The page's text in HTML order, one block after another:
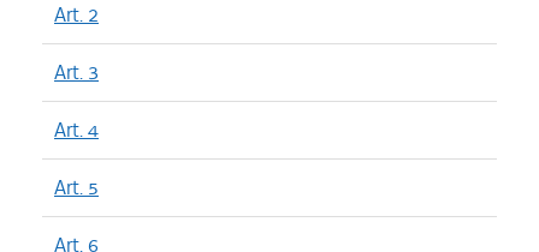
Art. 2
Art. 3
Art. 4
Art. 5
Art. 6